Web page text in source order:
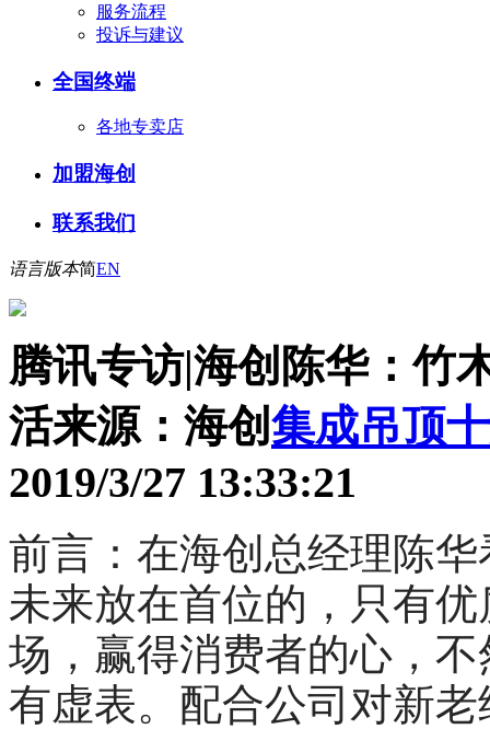
服务流程
投诉与建议
全国终端
各地专卖店
加盟海创
联系我们
语言版本简EN
腾讯专访|海创陈华：竹
活来源：海创集成吊顶
2019/3/27 13:33:21
前言：在海创总经理陈
未来放在首位的，只有
场，赢得消费者的心，
有虚表。配合公司对新